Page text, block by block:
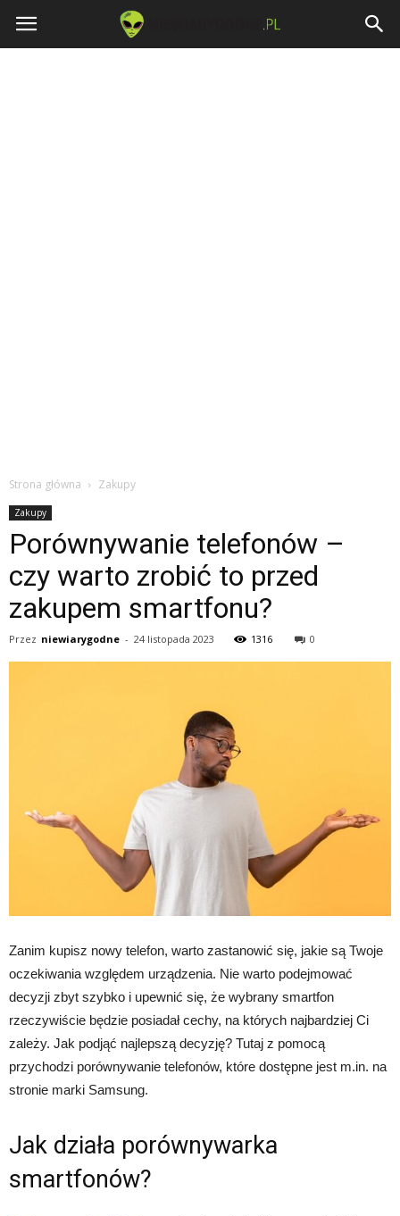
Niewiarygodne.pl
Strona główna Zakupy
Zakupy
Porównywanie telefonów –
czy warto zrobić to przed
zakupem smartfonu?
Przez niewiarygodne - 24 listopada 2023 1316 0
Zanim kupisz nowy telefon, warto zastanowić się, jakie są Twoje
oczekiwania względem urządzenia. Nie warto podejmować
decyzji zbyt szybko i upewnić się, że wybrany smartfon
rzeczywiście będzie posiadał cechy, na których najbardziej Ci
zależy. Jak podjąć najlepszą decyzję? Tutaj z pomocą
przychodzi porównywanie telefonów, które dostępne jest m.in. na
stronie marki Samsung.
Jak działa porównywarka
smartfonów?